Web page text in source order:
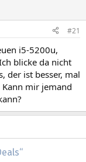
#21
i5-5200u,
blicke da nicht
der ist besser, mal
mir jemand